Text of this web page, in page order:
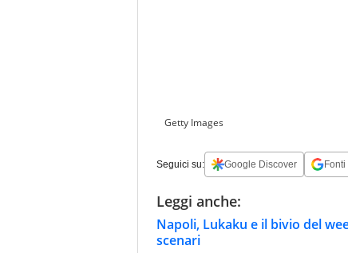
Getty Images
Seguici su: Google Discover
Leggi anche:
Napoli, Lukaku e il bivio del
scenari